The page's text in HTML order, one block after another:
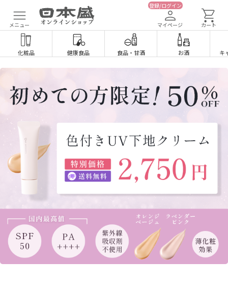
メニュー
登録/ログイン
マイページ カート
化粧品 健康食品 食品・ 甘酒 お酒 キ